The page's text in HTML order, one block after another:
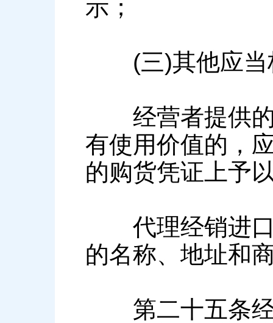
示；
(三)其他应当
经营者提供的
有使用价值的，
的购货凭证上予
代理经销进口
的名称、地址和
第二十五条经